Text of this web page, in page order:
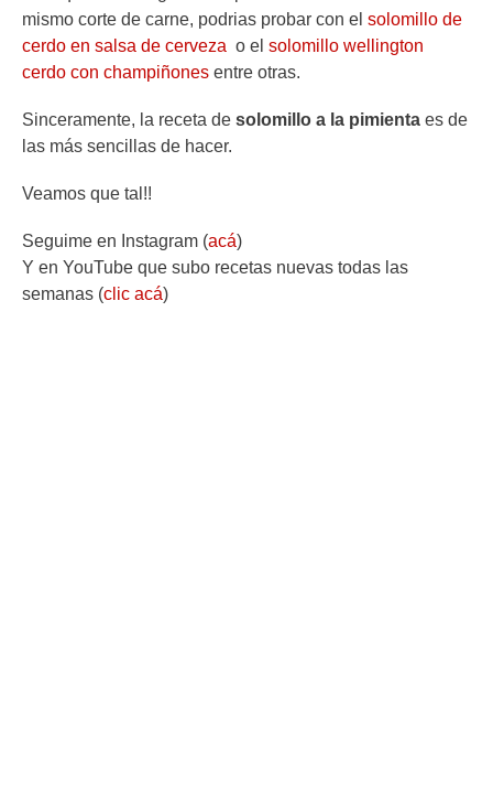
mismo corte de carne, podrias probar con el solomillo de
cerdo en salsa de cerveza o el solomillo wellington
cerdo con champiñones entre otras.
Sinceramente, la receta de solomillo a la pimienta es de
las más sencillas de hacer.
Veamos que tal!!
Seguime en Instagram (acá)
Y en YouTube que subo recetas nuevas todas las
semanas (clic acá)